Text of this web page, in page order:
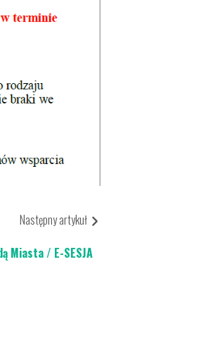
Miasta / E-SESJA
Następny artykuł